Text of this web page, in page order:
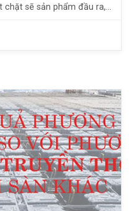
sẽ sản phẩm đầu ra,